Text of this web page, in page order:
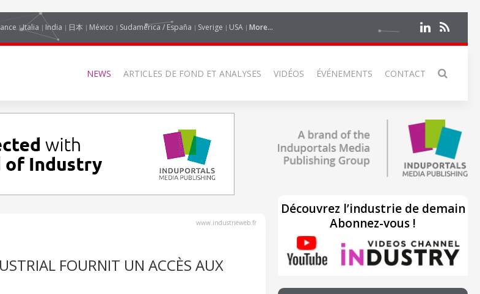
Italia India 日本 México Sudamérica / España Sverige USA More...
NEWS ARTICLES DE FOND ET ANALYSES VIDÉOS ÉVÉNEMENTS CONTACT
www.industrieweb.fr
FOURNIT UN ACCÈS AUX
Découvrez l’industrie de demain
Abonnez-vous !